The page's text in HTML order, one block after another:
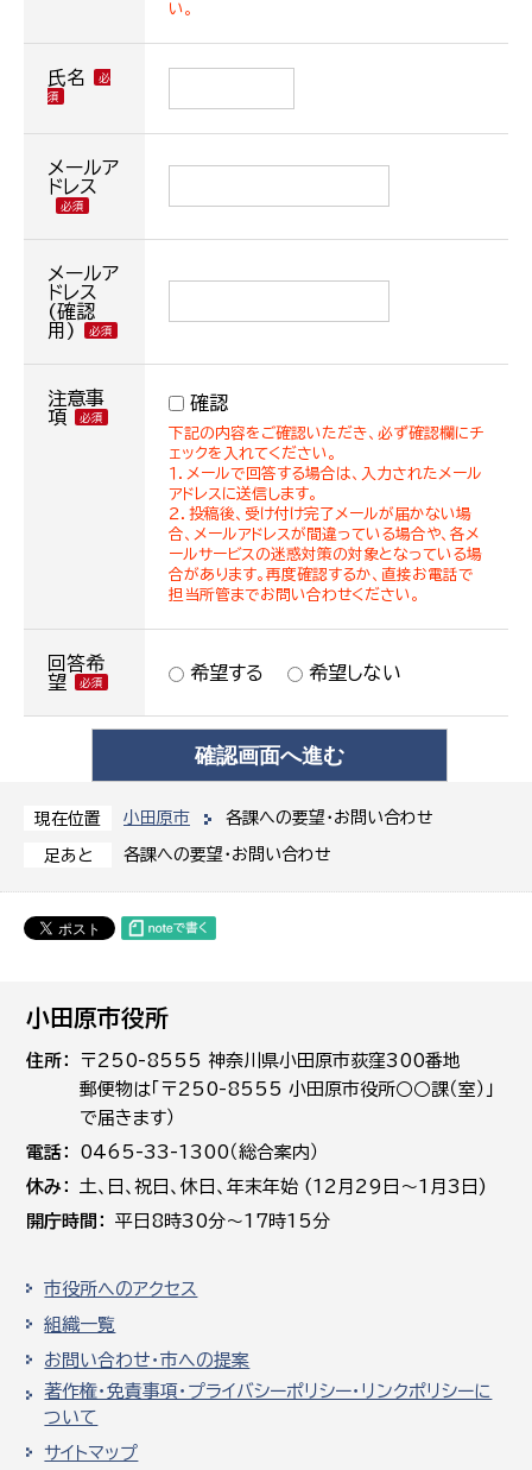
現在位置 小田原市 各課への要望・お問い合わせ
足あと 各課への要望・お問い合わせ
い。
氏名
メールア
ドレス
メールア
ドレス
(確認
用)
注意事
項
確認
下記の内容をご確認いただき、必ず確認欄にチ
ェックを入れてください。
１．メールで回答する場合は、入力されたメール
アドレスに送信します。
２．投稿後、受け付け完了メールが届かない場
合、メールアドレスが間違っている場合や、各メ
ールサービスの迷惑対策の対象となっている場
合があります。再度確認するか、直接お電話で
担当所管までお問い合わせください。
回答希
望
希望する 希望しない
小田原市役所
住所
〒250-8555 神奈川県小田原市荻窪300番地
郵便物は「〒250-8555 小田原市役所○○課（室）」
で届きます）
電話
0465-33-1300（総合案内）
休み
土､日､祝日、休日、年末年始 (12月29日～1月3日)
開庁時間
平日8時30分～17時15分
市役所へのアクセス
組織一覧
お問い合わせ・市への提案
著作権・免責事項・プライバシーポリシー・リンクポリシーに
ついて
サイトマップ